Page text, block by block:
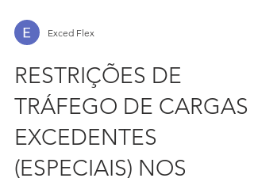
RESTRIÇÕES DE
TRÁFEGO DE CARGAS
EXCEDENTES